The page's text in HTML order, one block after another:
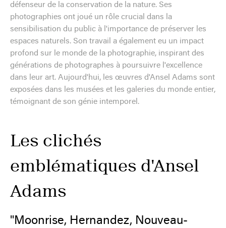
défenseur de la conservation de la nature. Ses
photographies ont joué un rôle crucial dans la
sensibilisation du public à l'importance de préserver les
espaces naturels. Son travail a également eu un impact
profond sur le monde de la photographie, inspirant des
générations de photographes à poursuivre l'excellence
dans leur art. Aujourd'hui, les œuvres d'Ansel Adams sont
exposées dans les musées et les galeries du monde entier,
témoignant de son génie intemporel.
Les clichés
emblématiques d'Ansel
Adams
"Moonrise, Hernandez, Nouveau-